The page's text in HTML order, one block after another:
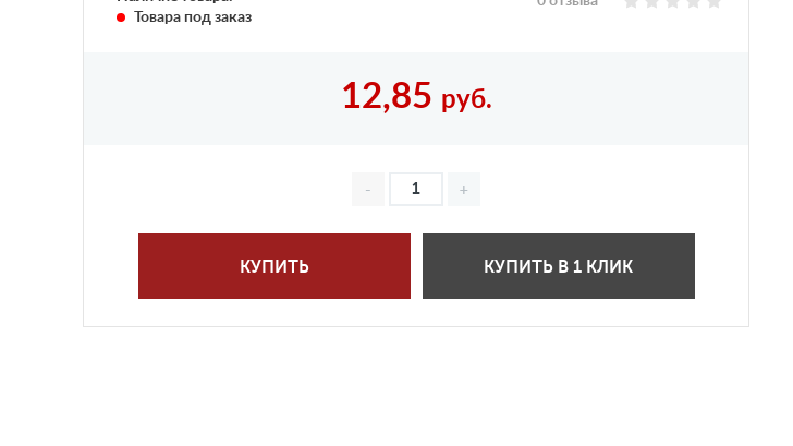
Товара под заказ
12,85 руб.
КУПИТЬ КУПИТЬ В 1 КЛИК